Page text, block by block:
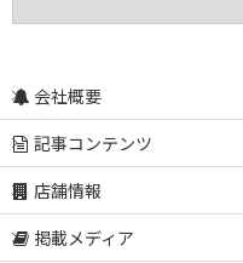
会社概要
記事コンテンツ
店舗情報
掲載メディア